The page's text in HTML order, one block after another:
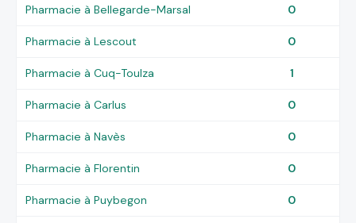
Pharmacie à Bellegarde-Marsal 0
Pharmacie à Lescout 0
Pharmacie à Cuq-Toulza 1
Pharmacie à Carlus 0
Pharmacie à Navès 0
Pharmacie à Florentin 0
Pharmacie à Puybegon 0